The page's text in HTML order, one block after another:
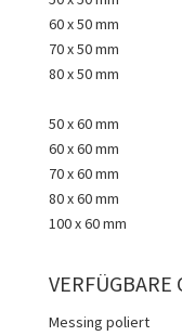
60 x 50 mm
70 x 50 mm
80 x 50 mm
50 x 60 mm
60 x 60 mm
70 x 60 mm
80 x 60 mm
100 x 60 mm
VERFÜGBARE
Messing poliert